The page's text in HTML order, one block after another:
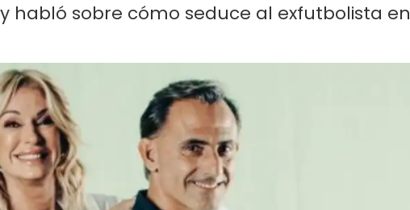
habló sobre cómo seduce al exfutbolista en